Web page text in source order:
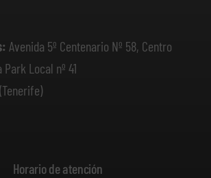
Avenida 5º Centenario Nº 58, Centro
Local nº 41
Horario de atención